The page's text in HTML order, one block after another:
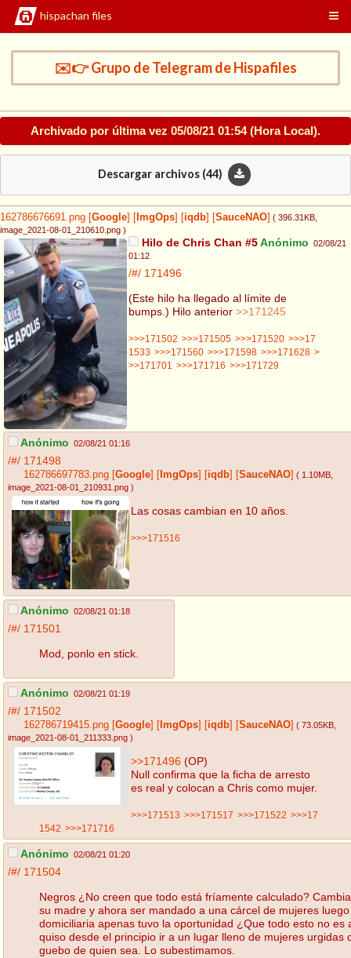
hispachan files
✉️👉 Grupo de Telegram de Hispafiles
Archivado por última vez 05/08/21 01:54(Hora Local).
Descargar archivos (44)
162786676691.png Google ImgOps iqdb SauceNAO ( 396.31KB
image_2021-08-01_210610.png )
Hilo de Chris Chan #5Anónimo 02/08/21
01:12
/#/ 171496
(Este hilo ha llegado al límite de
bumps.) Hilo anterior >>171245
>>>171502 >>>171505 >>>171520 >>>17
1533 >>>171560 >>>171598 >>>171628 >
>>171701
>>>171716 >>>171729
Anónimo 02/08/21 01:16
/#/ 171498
162786697783.png Google ImgOps iqdb SauceNAO ( 1.10MB
image_2021-08-01_210931.png )
Las cosas cambian en 10 años.
>>>171516
Anónimo 02/08/21 01:18
/#/ 171501
Mod, ponlo en stick.
Anónimo 02/08/21 01:19
/#/ 171502
162786719415.png Google ImgOps iqdb SauceNAO ( 73.05KB
image_2021-08-01_211333.png )
>>171496 (OP)
Null confirma que la ficha de arresto
es real y colocan a Chris como mujer.
>>>171513 >>>171517 >>>171522 >>>17
1542 >>>171716
Anónimo 02/08/21 01:20
/#/ 171504
Negros ¿No creen que todo está fríamente calculado?
su madre y ahora ser mandado a una cárcel de mujeres
domiciliaria apenas tuvo la oportunidad ¿Que todo esto no es
quiso desde el principio ir a un lugar lleno de mujeres urgidas
guebo de quien sea. Lo subestimamos.